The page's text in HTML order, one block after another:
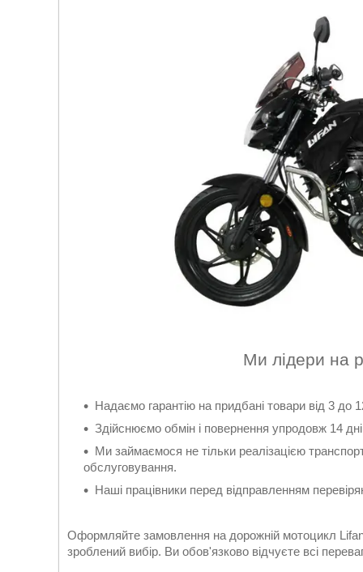
Ми лідери на
Надаємо гарантію на придбані товари від 3 до
Здійснюємо обмін і повернення упродовж 14
Ми займаємося не тільки реалізацією
обслуговування.
Наші працівники перед відправленням
Оформляйте замовлення на дорожній мотоцикл
зроблений вибір. Ви обов'язково відчуєте всі